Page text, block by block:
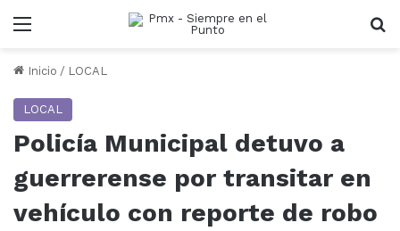
Menu
Inicio / LOCAL
LOCAL
Policía Municipal detuvo a
guerrerense por transitar en
vehículo con reporte de robo